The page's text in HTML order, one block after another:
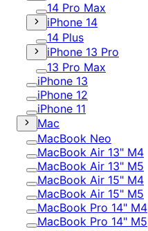
14 Pro Max
iPhone 14
14 Plus
iPhone 13 Pro
13 Pro Max
iPhone 13
iPhone 12
iPhone 11
Mac
MacBook Neo
MacBook Air 13" M4
MacBook Air 13" M5
MacBook Air 15" M4
MacBook Air 15" M5
MacBook Pro 14" M4
MacBook Pro 14" M5